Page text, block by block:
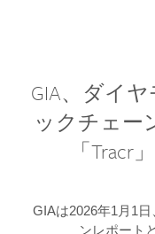
GIA、ダイ
ックチェー
「Tracr
GIAは2026年1月1
ンレポート